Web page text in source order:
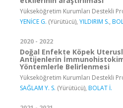
Yükseköğretim Kurumları Destekli
YENİCE G. (Yürütücü), YILDIRIM S.,
2020 - 2022
Doğal Enfekte Köpek
Antijenlerin
Yöntemlerle Belirlenmesi
Yükseköğretim Kurumları Destekli
SAĞLAM Y. S. (Yürütücü), BOLAT İ.